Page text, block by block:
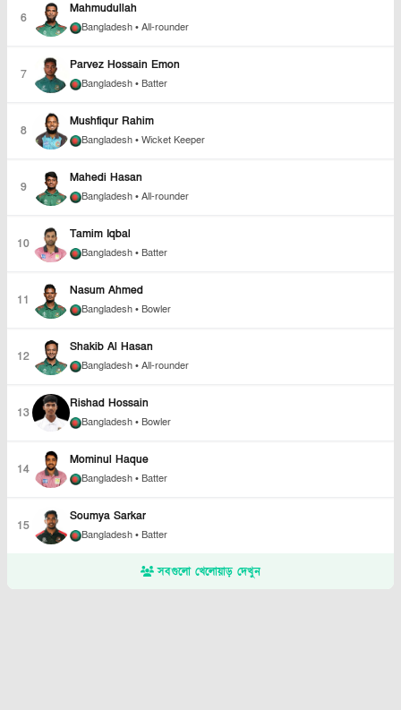
6
Mahmudullah
Bangladesh • All-rounder
7
Parvez Hossain Emon
Bangladesh • Batter
8
Mushfiqur Rahim
Bangladesh • Wicket Keeper
9
Mahedi Hasan
Bangladesh • All-rounder
10
Tamim Iqbal
Bangladesh • Batter
11
Nasum Ahmed
Bangladesh • Bowler
12
Shakib Al Hasan
Bangladesh • All-rounder
13
Rishad Hossain
Bangladesh • Bowler
14
Mominul Haque
Bangladesh • Batter
15
Soumya Sarkar
Bangladesh • Batter
সবগুলো খেলোয়াড় দেখুন